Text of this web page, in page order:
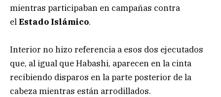
mientras participaban en campañas contra
elEstado Islámico.
Interior no hizo referencia a esos dos ejecutados
que, al igual que Habashi, aparecen en la cinta
recibiendo disparos en la parte posterior de la
cabeza mientras están arrodillados.